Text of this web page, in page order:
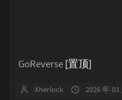
GoReverse[置顶]
Xherlock 2026 年 03